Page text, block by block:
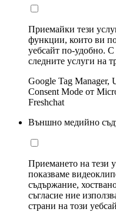
Приемайки тези
функции, които ви
уебсайт по-удобно.
следните услуги на
Google Tag Manager,
Consent Mode от
Freshchat
Външно медийно
Приемането на тези
показваме
съдържание,
съгласие ние
страни на този